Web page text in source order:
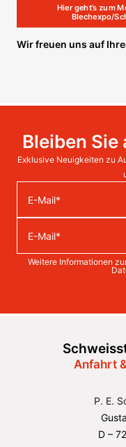
Hier geht’s zum
Blechexpo/
Wir freuen uns auf
Bleiben Sie
Exklusive Neuigkeiten zu
Weitere Informationen
Anfahrt
P. E.
D –